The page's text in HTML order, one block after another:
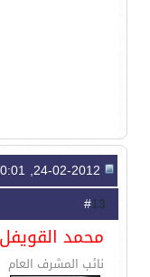
13
محمد القويفل
نائب المشرف العام